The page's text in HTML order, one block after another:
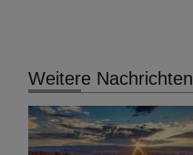
Weitere Nachrichten